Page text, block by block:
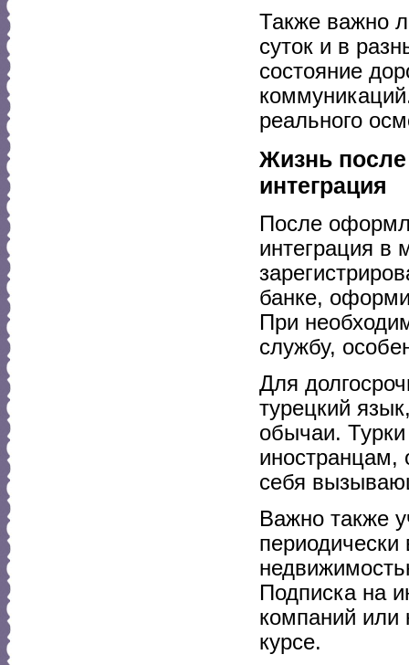
Также важно
суток и в
состояние
реального
Жизнь после
интеграция
После
интеграция в
банке,
При
службу,
Для
турецкий
обычаи.
иностранцам,
себя
Важно также
периодически
Подписка на
компаний или
курсе.